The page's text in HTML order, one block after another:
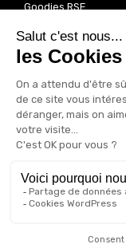
Goodies RSE
Vous souhaitez
tombe bien ! Un
sont fabriqués en
permet de trouver
communication. Des
bonnes conditions et